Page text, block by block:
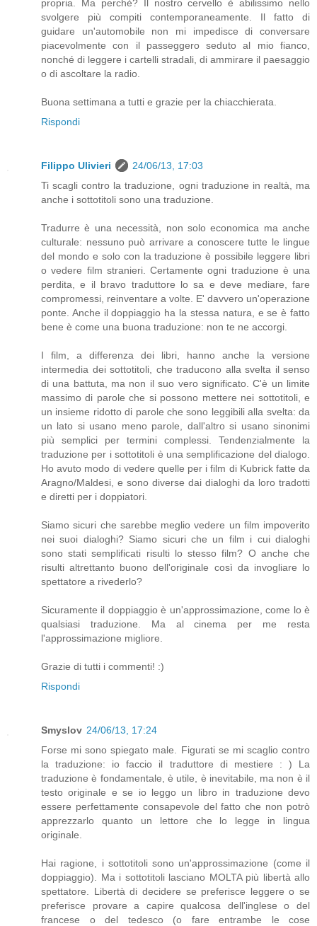
propria. Ma perchè? Il nostro cervello è abilissimo nello
svolgere più compiti contemporaneamente. Il fatto di
guidare un'automobile non mi impedisce di conversare
piacevolmente con il passeggero seduto al mio fianco,
nonché di leggere i cartelli stradali, di ammirare il paesaggio
o di ascoltare la radio.
Buona settimana a tutti e grazie per la chiacchierata.
Rispondi
Filippo Ulivieri
24/06/13, 17:03
Ti scagli contro la traduzione, ogni traduzione in realtà, ma
anche i sottotitoli sono una traduzione.
Tradurre è una necessità, non solo economica ma anche
culturale: nessuno può arrivare a conoscere tutte le lingue
del mondo e solo con la traduzione è possibile leggere libri
o vedere film stranieri. Certamente ogni traduzione è una
perdita, e il bravo traduttore lo sa e deve mediare, fare
compromessi, reinventare a volte. E' davvero un'operazione
ponte. Anche il doppiaggio ha la stessa natura, e se è fatto
bene è come una buona traduzione: non te ne accorgi.
I film, a differenza dei libri, hanno anche la versione
intermedia dei sottotitoli, che traducono alla svelta il senso
di una battuta, ma non il suo vero significato. C'è un limite
massimo di parole che si possono mettere nei sottotitoli, e
un insieme ridotto di parole che sono leggibili alla svelta: da
un lato si usano meno parole, dall'altro si usano sinonimi
più semplici per termini complessi. Tendenzialmente la
traduzione per i sottotitoli è una semplificazione del dialogo.
Ho avuto modo di vedere quelle per i film di Kubrick fatte da
Aragno/Maldesi, e sono diverse dai dialoghi da loro tradotti
e diretti per i doppiatori.
Siamo sicuri che sarebbe meglio vedere un film impoverito
nei suoi dialoghi? Siamo sicuri che un film i cui dialoghi
sono stati semplificati risulti lo stesso film? O anche che
risulti altrettanto buono dell'originale così da invogliare lo
spettatore a rivederlo?
Sicuramente il doppiaggio è un'approssimazione, come lo è
qualsiasi traduzione. Ma al cinema per me resta
l'approssimazione migliore.
Grazie di tutti i commenti! :)
Rispondi
Smyslov 24/06/13, 17:24
Forse mi sono spiegato male. Figurati se mi scaglio contro
la traduzione: io faccio il traduttore di mestiere : ) La
traduzione è fondamentale, è utile, è inevitabile, ma non è il
testo originale e se io leggo un libro in traduzione devo
essere perfettamente consapevole del fatto che non potrò
apprezzarlo quanto un lettore che lo legge in lingua
originale.
Hai ragione, i sottotitoli sono un'approssimazione (come il
doppiaggio). Ma i sottotitoli lasciano MOLTA più libertà allo
spettatore. Libertà di decidere se preferisce leggere o se
preferisce provare a capire qualcosa dell'inglese o del
francese o del tedesco (o fare entrambe le cose